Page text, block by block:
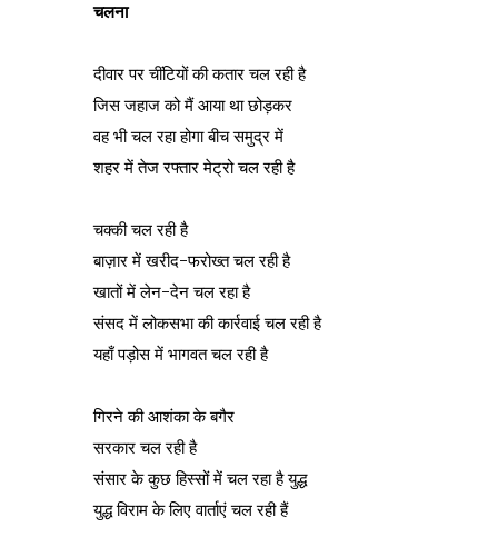
चलना
दीवार पर चींटियों की कतार चल रही है
जिस जहाज को मैं आया था छोड़कर
वह भी चल रहा होगा बीच समुद्र में
शहर में तेज रफ्तार मेट्रो चल रही है
चक्की चल रही है
बाज़ार में खरीद-फरोख्त चल रही है
खातों में लेन-देन चल रहा है
संसद में लोकसभा की कार्रवाई चल रही है
यहाँ पड़ोस में भागवत चल रही है
गिरने की आशंका के बगैर
सरकार चल रही है
संसार के कुछ हिस्सों में चल रहा है युद्ध
युद्ध विराम के लिए वार्ताएं चल रही हैं